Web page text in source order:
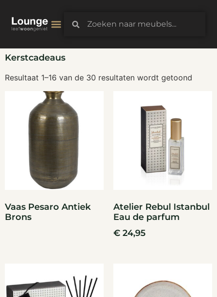
Kerstcadeaus
Resultaat 1–16 van de 30 resultaten wordt getoond
Vaas Pesaro Antiek
Brons
Atelier Rebul Istanbul
Eau de parfum
€ 24,95